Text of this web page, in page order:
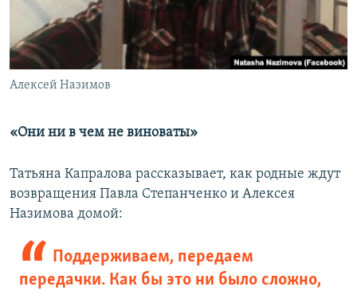
Алексей Назимов
«Они ни в чем не виноваты»
Татьяна Капралова рассказывает, как родные ждут
возвращения Павла Степанченко и Алексея
Назимова домой:
Поддерживаем, передаем
передачки. Как бы это ни было сложно,